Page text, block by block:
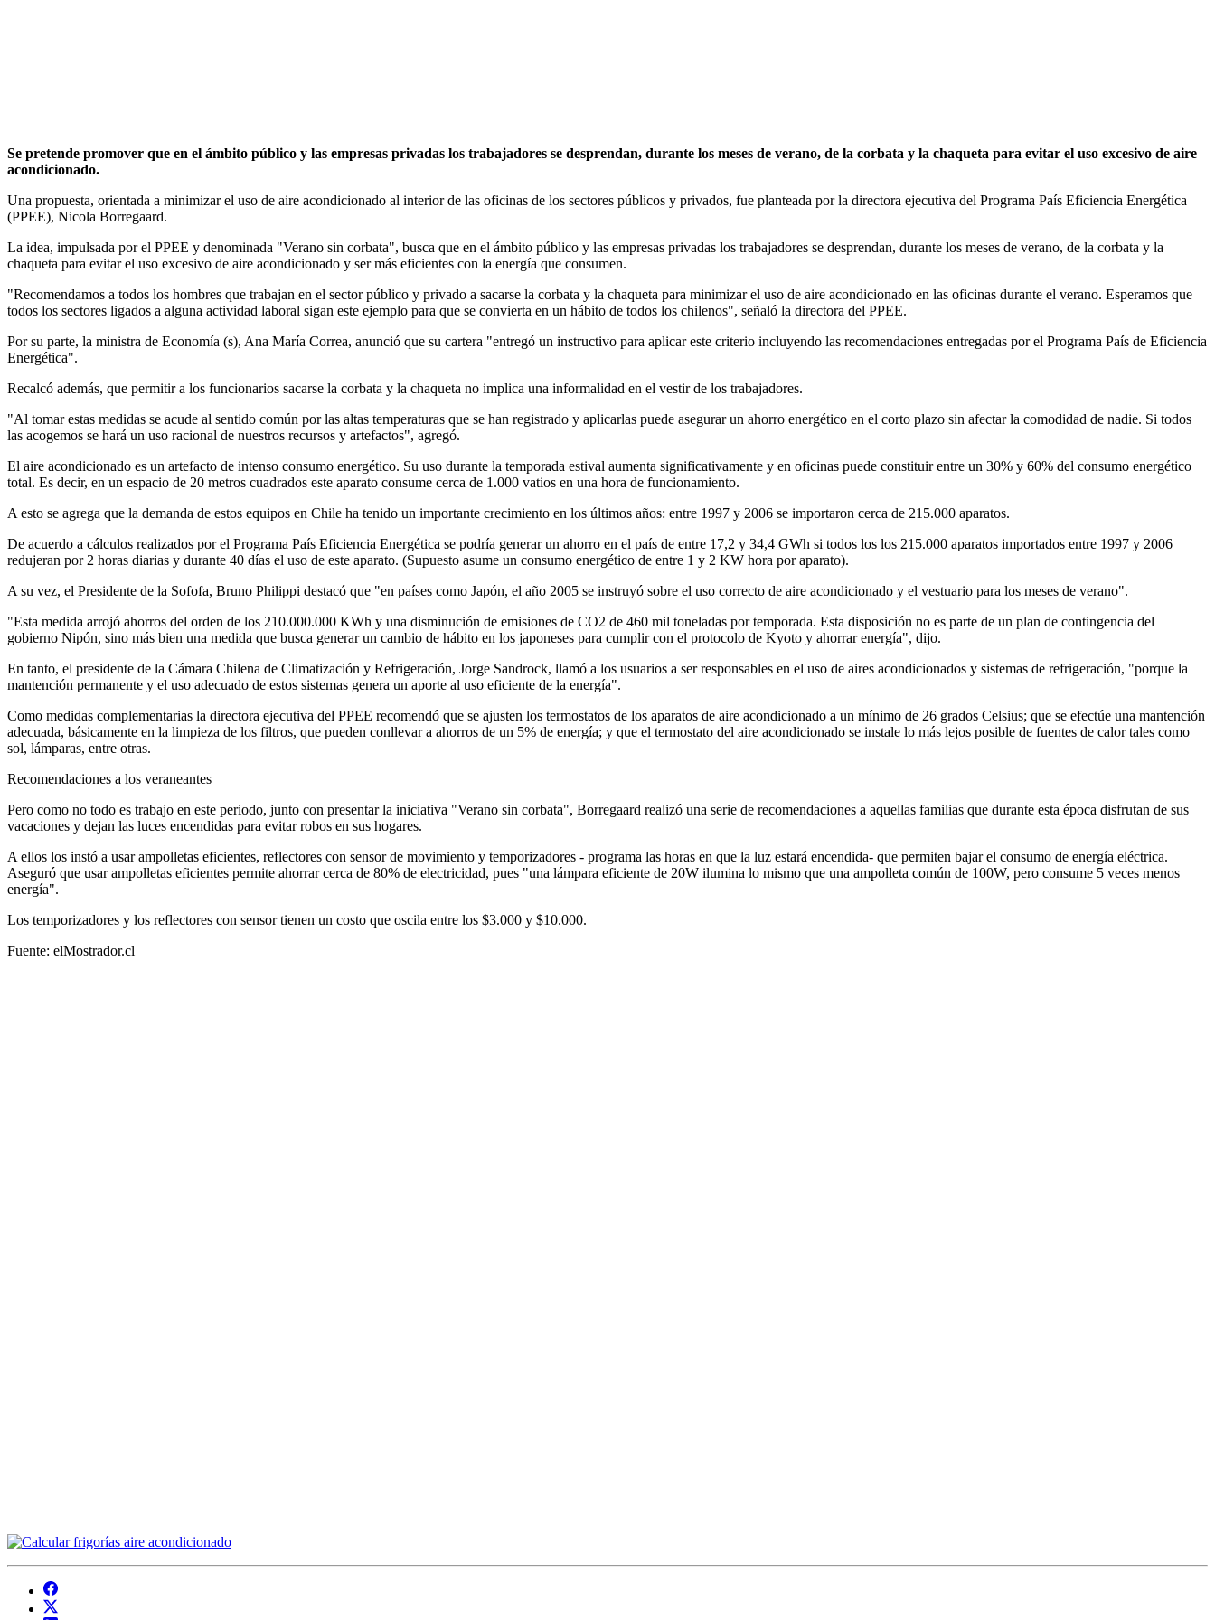
Se pretende promover que en el ámbito público y las empresas privadas los trabajadores se desprendan, durante los meses de verano, de la corbata y la chaqueta para evitar el uso excesivo de aire
acondicionado.
Una propuesta, orientada a minimizar el uso de aire acondicionado al interior de las oficinas de los sectores públicos y privados, fue planteada por la directora ejecutiva del Programa País Eficiencia Energética
(PPEE), Nicola Borregaard.
La idea, impulsada por el PPEE y denominada "Verano sin corbata", busca que en el ámbito público y las empresas privadas los trabajadores se desprendan, durante los meses de verano, de la corbata y la
chaqueta para evitar el uso excesivo de aire acondicionado y ser más eficientes con la energía que consumen.
"Recomendamos a todos los hombres que trabajan en el sector público y privado a sacarse la corbata y la chaqueta para minimizar el uso de aire acondicionado en las oficinas durante el verano. Esperamos que
todos los sectores ligados a alguna actividad laboral sigan este ejemplo para que se convierta en un hábito de todos los chilenos", señaló la directora del PPEE.
Por su parte, la ministra de Economía (s), Ana María Correa, anunció que su cartera "entregó un instructivo para aplicar este criterio incluyendo las recomendaciones entregadas por el Programa País de Eficiencia
Energética".
Recalcó además, que permitir a los funcionarios sacarse la corbata y la chaqueta no implica una informalidad en el vestir de los trabajadores.
"Al tomar estas medidas se acude al sentido común por las altas temperaturas que se han registrado y aplicarlas puede asegurar un ahorro energético en el corto plazo sin afectar la comodidad de nadie. Si todos
las acogemos se hará un uso racional de nuestros recursos y artefactos", agregó.
El aire acondicionado es un artefacto de intenso consumo energético. Su uso durante la temporada estival aumenta significativamente y en oficinas puede constituir entre un 30% y 60% del consumo energético
total. Es decir, en un espacio de 20 metros cuadrados este aparato consume cerca de 1.000 vatios en una hora de funcionamiento.
A esto se agrega que la demanda de estos equipos en Chile ha tenido un importante crecimiento en los últimos años: entre 1997 y 2006 se importaron cerca de 215.000 aparatos.
De acuerdo a cálculos realizados por el Programa País Eficiencia Energética se podría generar un ahorro en el país de entre 17,2 y 34,4 GWh si todos los los 215.000 aparatos importados entre 1997 y 2006
redujeran por 2 horas diarias y durante 40 días el uso de este aparato. (Supuesto asume un consumo energético de entre 1 y 2 KW hora por aparato).
A su vez, el Presidente de la Sofofa, Bruno Philippi destacó que "en países como Japón, el año 2005 se instruyó sobre el uso correcto de aire acondicionado y el vestuario para los meses de verano".
"Esta medida arrojó ahorros del orden de los 210.000.000 KWh y una disminución de emisiones de CO2 de 460 mil toneladas por temporada. Esta disposición no es parte de un plan de contingencia del
gobierno Nipón, sino más bien una medida que busca generar un cambio de hábito en los japoneses para cumplir con el protocolo de Kyoto y ahorrar energía", dijo.
En tanto, el presidente de la Cámara Chilena de Climatización y Refrigeración, Jorge Sandrock, llamó a los usuarios a ser responsables en el uso de aires acondicionados y sistemas de refrigeración, "porque la
mantención permanente y el uso adecuado de estos sistemas genera un aporte al uso eficiente de la energía".
Como medidas complementarias la directora ejecutiva del PPEE recomendó que se ajusten los termostatos de los aparatos de aire acondicionado a un mínimo de 26 grados Celsius; que se efectúe una mantención
adecuada, básicamente en la limpieza de los filtros, que pueden conllevar a ahorros de un 5% de energía; y que el termostato del aire acondicionado se instale lo más lejos posible de fuentes de calor tales como
sol, lámparas, entre otras.
Recomendaciones a los veraneantes
Pero como no todo es trabajo en este periodo, junto con presentar la iniciativa "Verano sin corbata", Borregaard realizó una serie de recomendaciones a aquellas familias que durante esta época disfrutan de sus
vacaciones y dejan las luces encendidas para evitar robos en sus hogares.
A ellos los instó a usar ampolletas eficientes, reflectores con sensor de movimiento y temporizadores - programa las horas en que la luz estará encendida- que permiten bajar el consumo de energía eléctrica.
Aseguró que usar ampolletas eficientes permite ahorrar cerca de 80% de electricidad, pues "una lámpara eficiente de 20W ilumina lo mismo que una ampolleta común de 100W, pero consume 5 veces menos
energía".
Los temporizadores y los reflectores con sensor tienen un costo que oscila entre los $3.000 y $10.000.
Fuente: elMostrador.cl